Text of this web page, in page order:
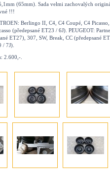
(65mm). Sada velmi zachovalých
!!!
Berlingo II, C4, C4 Coupé, C4
(předepsané ET23 / 6J). PEUGEOT:
ET27), 307, SW, Break, CC (předepsané
/ 7J).
2.600,-.